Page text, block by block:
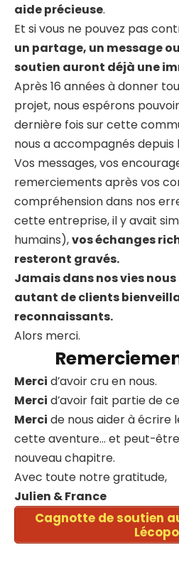
aide précieuse.
Et si vous ne pouvez pas
un partage, un message
soutien auront déjà une
Après 16 années à donner
projet, nous espérons
dernière fois sur cette
nous a accompagnés depuis
Vos messages, vos
remerciements après vos
compréhension dans nos
cette entreprise, il y avait
humains),vos échanges
resteront gravés.
Jamais dans nos vies
autant de clients
reconnaissants.
Alors merci.
Merci d’avoir cru en nous.
Merci d’avoir fait partie de
Merci de nous aider à écrire
cette aventure… et peut-être
nouveau chapitre.
Avec toute notre gratitude,
Julien & France
Cagnotte de soutien